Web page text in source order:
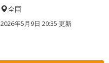
全国
2026年5月9日 20:35 更新